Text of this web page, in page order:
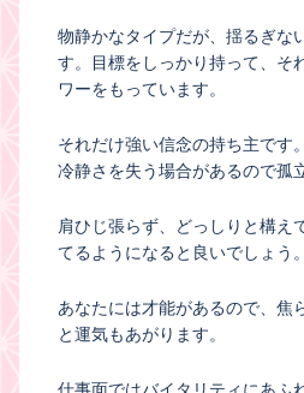
物静かなタイプだが、揺るぎな
す。目標をしっかり持って、そ
ワーをもっています。
それだけ強い信念の持ち主です
冷静さを失う場合があるので孤
肩ひじ張らず、どっしりと構え
てるようになると良いでしょう。
あなたには才能があるので、焦
と運気もあがります。
仕事面ではバイタリティにあふ